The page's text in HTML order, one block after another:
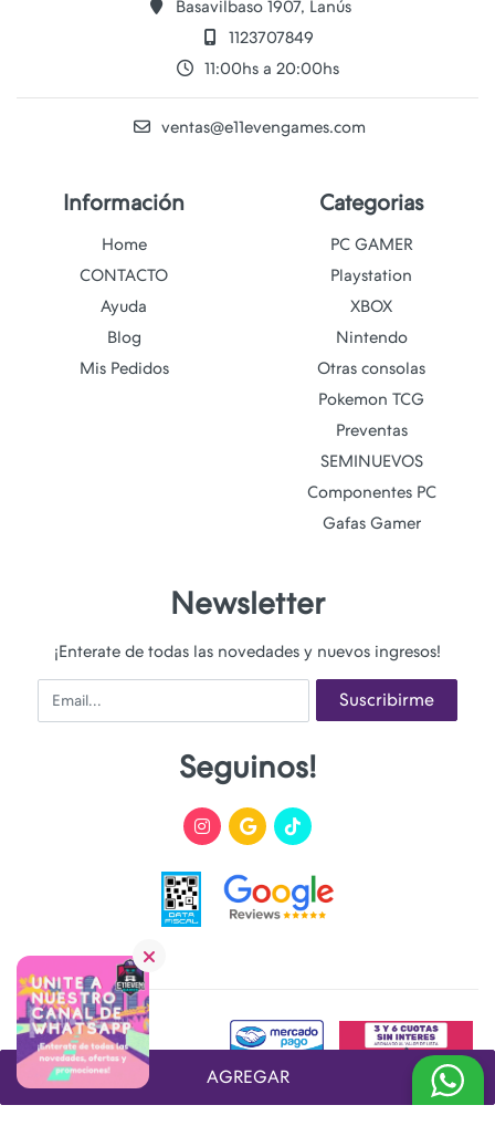
AGREGAR
Basavilbaso 1907, Lanús
1123707849
11:00hs a 20:00hs
ventas@e11evengames.com
Información
Home
CONTACTO
Ayuda
Blog
Mis Pedidos
Categorias
PC GAMER
Playstation
XBOX
Nintendo
Otras consolas
Pokemon TCG
Preventas
SEMINUEVOS
Componentes PC
Gafas Gamer
Newsletter
¡Enterate de todas las novedades y nuevos ingresos!
Email Suscribirme
Seguinos!
Desarrollado y Diseñado por FoxTienda